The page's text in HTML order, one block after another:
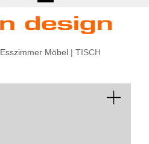
Esszimmer Möbel | TISCH